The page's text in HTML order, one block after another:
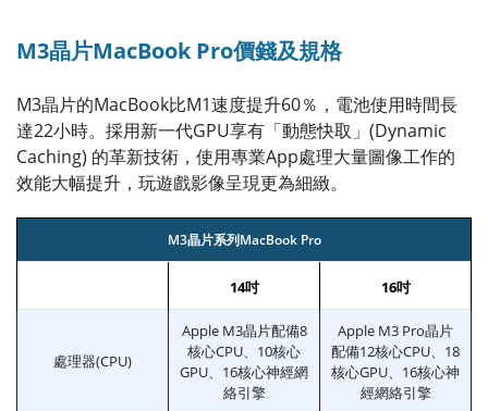
M3晶片MacBook Pro價錢及規格
M3晶片的MacBook比M1速度提升60％，電池使用時間長
達22小時。採用新一代GPU享有「動態快取」(Dynamic
Caching) 的革新技術，使用專業App處理大量圖像工作的
效能大幅提升，玩遊戲影像呈現更為細緻。
M3晶片系列MacBook Pro
14吋 16吋
處理器(CPU)
Apple M3晶片配備8
核心CPU、10核心
GPU、16核心神經網
絡引擎
Apple M3 Pro晶片
配備12核心CPU、18
核心GPU、16核心神
經網絡引擎